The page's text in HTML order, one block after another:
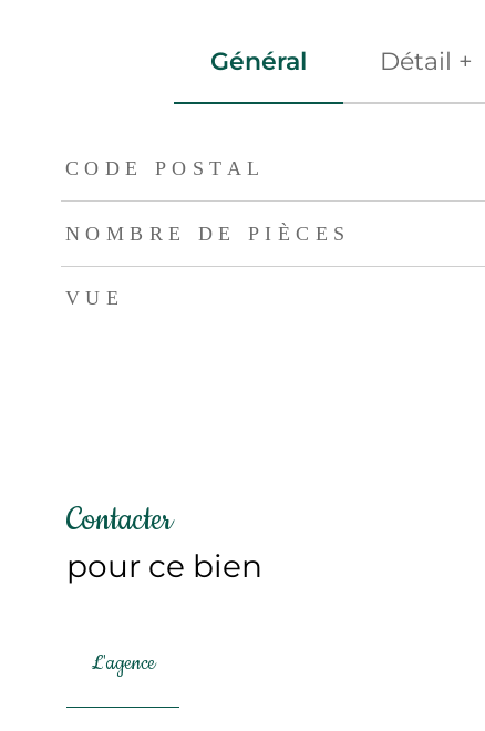
Général Détail +
TRAD_ZEPHYR_Caracteristique
CODE POSTAL
NOMBRE DE PIÈCES
VUE
Contacter
pour ce bien
L'agence